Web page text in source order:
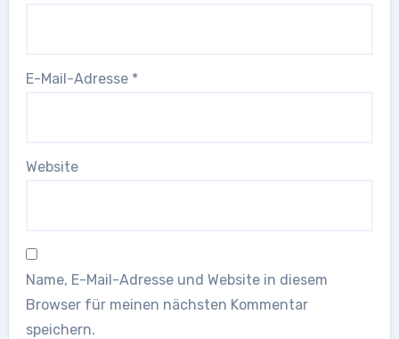
E-Mail-Adresse *
Website
Name, E-Mail-Adresse und Website in diesem
Browser für meinen nächsten Kommentar
speichern.